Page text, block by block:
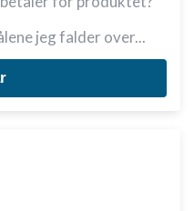
jeg falder over...